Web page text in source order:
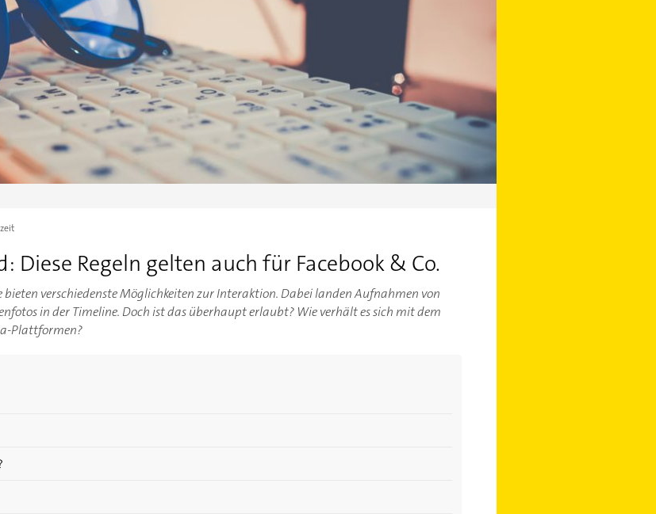
Diese Regeln gelten auch für Facebook & Co.
bieten verschiedenste Möglichkeiten zur Interaktion. Dabei landen Aufnahmen von
in der Timeline. Doch ist das überhaupt erlaubt? Wie verhält es sich mit dem
Plattformen?